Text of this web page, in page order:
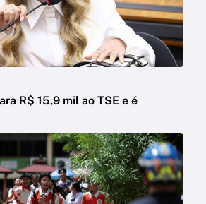
R$ 15,9 mil ao TSE e é